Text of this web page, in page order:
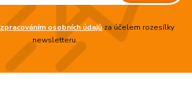
zpracováním osobních údajůza účelem rozesílky
newsletteru.